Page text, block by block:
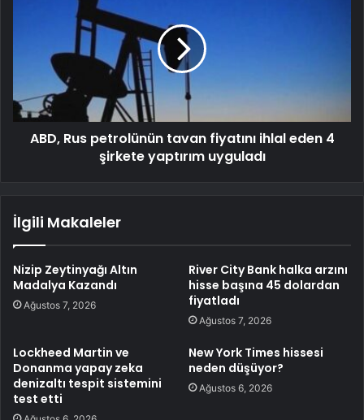
ABD, Rus petrolünün tavan fiyatını ihlal eden 4
şirkete yaptırım uyguladı
İlgili Makaleler
Nizip Zeytinyağı Altın
Madalya Kazandı
Ağustos 7, 2026
River City Bank halka arzını
hisse başına 45 dolardan
fiyatladı
Ağustos 7, 2026
Lockheed Martin ve
Donanma yapay zeka
denizaltı tespit sistemini
test etti
New York Times hissesi
neden düşüyor?
Ağustos 6, 2026